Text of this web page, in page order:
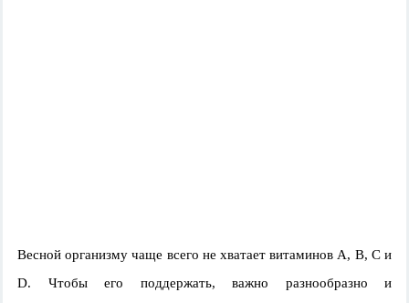
Весной организму чаще всего не хватает витаминов А, В, С и
D. Чтобы его поддержать, важно разнообразно и